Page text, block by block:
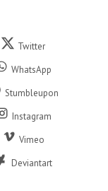
Twitter
WhatsApp
Stumbleupon
Instagram
Vimeo
Deviantart